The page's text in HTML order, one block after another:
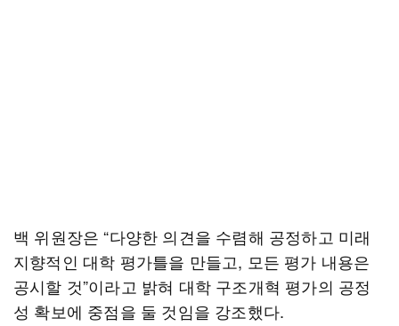
백 위원장은 “다양한 의견을 수렴해 공정하고 미래
지향적인 대학 평가틀을 만들고, 모든 평가 내용은
공시할 것”이라고 밝혀 대학 구조개혁 평가의 공정
성 확보에 중점을 둘 것임을 강조했다.